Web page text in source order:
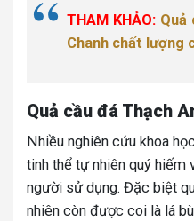
THAM KHẢO: Quả
Chanh chất lượng
Quả cầu đá Thạch
Nhiều nghiên cứu khoa
tinh thể tự nhiên quý hiếm
người sử dụng. Đặc biệt
nhiên còn được coi là lá